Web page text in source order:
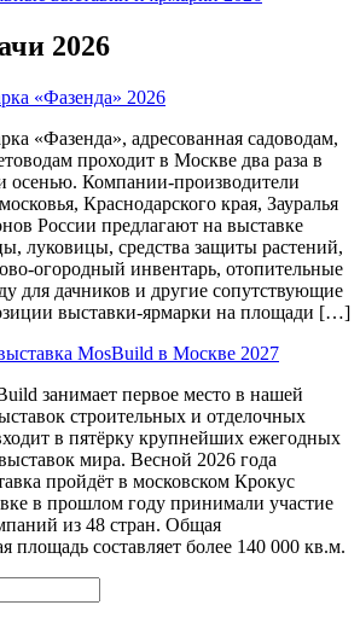
2026
«Фазенда» 2026
«Фазенда», адресованная садоводам,
проходит в Москве два раза в
осенью. Компании-производители
Краснодарского края, Зауралья
России предлагают на выставке
луковицы, средства защиты растений,
огородный инвентарь, отопительные
для дачников и другие сопутствующие
выставки-ярмарки на площади […]
MosBuild в Москве 2027
занимает первое место в нашей
строительных и отделочных
в пятёрку крупнейших ежегодных
мира. Весной 2026 года
пройдёт в московском Крокус
в прошлом году принимали участие
из 48 стран. Общая
площадь составляет более 140 000 кв.м.